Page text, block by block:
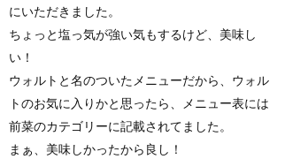
にいただきました。
ちょっと塩っ気が強い気もするけど、美味し
い！
ウォルトと名のついたメニューだから、ウォル
トのお気に入りかと思ったら、メニュー表には
前菜のカテゴリーに記載されてました。
まぁ、美味しかったから良し！